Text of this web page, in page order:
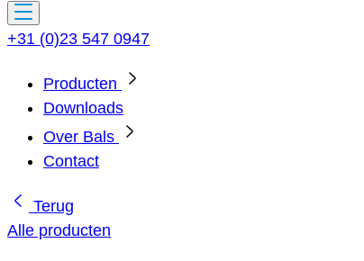
+31 (0)23 547 0947
Producten
Downloads
Over Bals
Contact
Terug
Alle producten